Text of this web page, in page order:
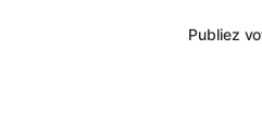
Publiez